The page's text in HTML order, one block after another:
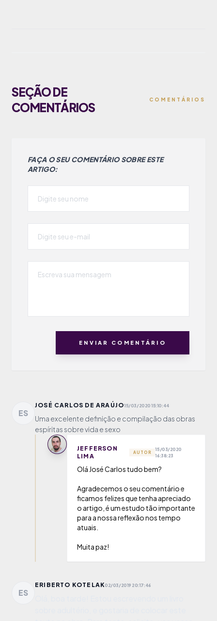
SEÇÃO DE
COMENTÁRIOS
COMENTÁRIOS
FAÇA O SEU COMENTÁRIO SOBRE ESTE
ARTIGO:
ENVIAR COMENTÁRIO
ES
JOSÉ CARLOS DE ARAÚJO15/03/2020 15:10:44
Uma excelente definição e compilação das obras
espíritas sobre vida e sexo
JEFFERSON
LIMA
AUTOR
15/03/2020
16:38:23
Olá José Carlos tudo bem?
Agradecemos o seu comentário e
ficamos felizes que tenha apreciado
o artigo, é um estudo tão importante
para a nossa reflexão nos tempo
atuais.
Muita paz!
ES
ERIBERTO KOTELAK02/03/2019 20:17:46